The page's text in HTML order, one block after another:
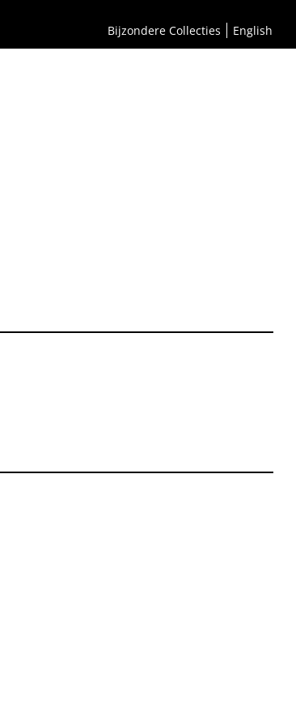
Bijzondere Collecties English